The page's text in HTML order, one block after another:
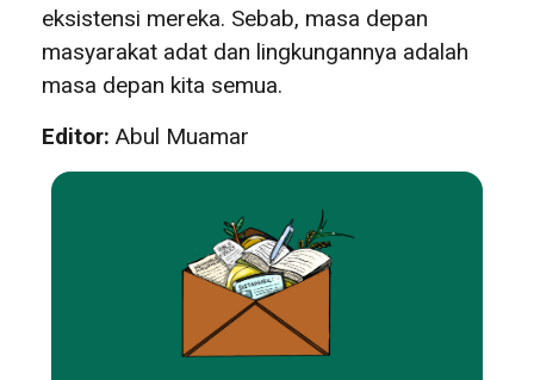
eksistensi mereka. Sebab, masa depan
masyarakat adat dan lingkungannya adalah
masa depan kita semua.
Editor: Abul Muamar